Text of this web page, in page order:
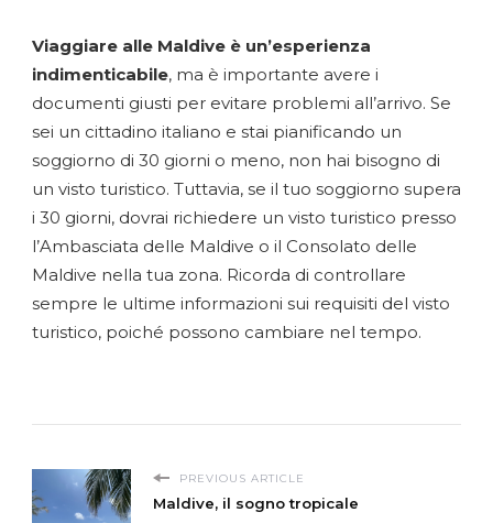
Viaggiare alle Maldive è un’esperienza
indimenticabile, ma è importante avere i
documenti giusti per evitare problemi all’arrivo. Se
sei un cittadino italiano e stai pianificando un
soggiorno di 30 giorni o meno, non hai bisogno di
un visto turistico. Tuttavia, se il tuo soggiorno supera
i 30 giorni, dovrai richiedere un visto turistico presso
l’Ambasciata delle Maldive o il Consolato delle
Maldive nella tua zona. Ricorda di controllare
sempre le ultime informazioni sui requisiti del visto
turistico, poiché possono cambiare nel tempo.
PREVIOUS ARTICLE
Maldive, il sogno tropicale